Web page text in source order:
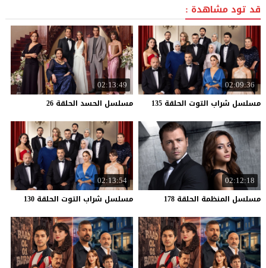
قد تود مشاهدة :
02:09:36
مسلسل شراب التوت الحلقة 135
02:13:49
مسلسل الحسد الحلقة 26
02:12:18
مسلسل المنظمة الحلقة 178
02:13:54
مسلسل شراب التوت الحلقة 130